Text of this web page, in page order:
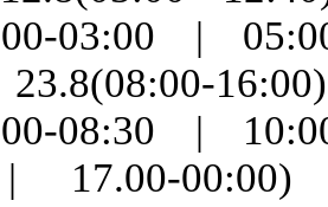
03:00 |
08:30 |
17.00-